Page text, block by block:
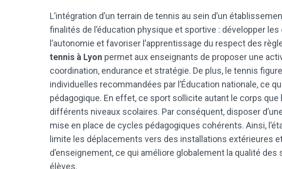
L’intégration d’un terrain de tennis au sein d’un
finalités de l’éducation physique et sportive : développer
l’autonomie et favoriser l’apprentissage du respect des
tennis à Lyon permet aux enseignants de proposer une
coordination, endurance et stratégie. De plus, le tennis
individuelles recommandées par l’Éducation nationale, ce
pédagogique. En effet, ce sport sollicite autant le corps que
différents niveaux scolaires. Par conséquent, disposer
mise en place de cycles pédagogiques cohérents. Ainsi,
limite les déplacements vers des installations extérieures
d’enseignement, ce qui améliore globalement la qualité des
élèves.